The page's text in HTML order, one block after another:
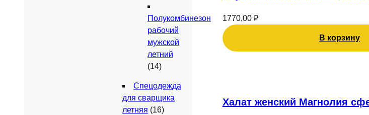
1770,00 ₽
В корзину
Халат женский Магнолия
несколько
Полукомбинезон
рабочий
мужской
летний
(14)
Спецодежда
для сварщика
летняя (16)